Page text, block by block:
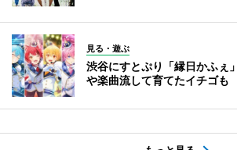
見る・遊ぶ
渋谷にすとぷり「縁日かふ
や楽曲流して育てたイチゴも